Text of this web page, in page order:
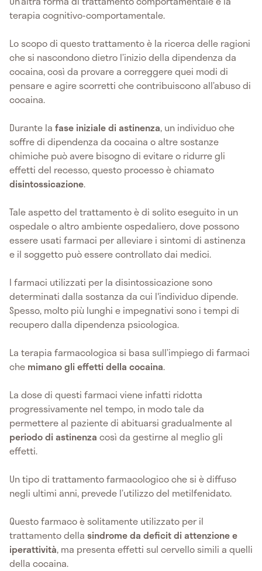
terapia cognitivo-comportamentale.
Lo scopo di questo trattamento è la ricerca delle ragioni
che si nascondono dietro l’inizio della dipendenza da
cocaina, così da provare a correggere quei modi di
pensare e agire scorretti che contribuiscono all’abuso di
cocaina.
Durante la fase iniziale di astinenza, un individuo che
soffre di dipendenza da cocaina o altre sostanze
chimiche può avere bisogno di evitare o ridurre gli
effetti del recesso, questo processo è chiamato
disintossicazione.
Tale aspetto del trattamento è di solito eseguito in un
ospedale o altro ambiente ospedaliero, dove possono
essere usati farmaci per alleviare i sintomi di astinenza
e il soggetto può essere controllato dai medici.
I farmaci utilizzati per la disintossicazione sono
determinati dalla sostanza da cui l'individuo dipende.
Spesso, molto più lunghi e impegnativi sono i tempi di
recupero dalla dipendenza psicologica.
La terapia farmacologica si basa sull’impiego di farmaci
che mimano gli effetti della cocaina.
La dose di questi farmaci viene infatti ridotta
progressivamente nel tempo, in modo tale da
permettere al paziente di abituarsi gradualmente al
periodo di astinenza così da gestirne al meglio gli
effetti.
Un tipo di trattamento farmacologico che si è diffuso
negli ultimi anni, prevede l’utilizzo del metilfenidato.
Questo farmaco è solitamente utilizzato per il
trattamento della sindrome da deficit di attenzione e
iperattività, ma presenta effetti sul cervello simili a quelli
della cocaina.